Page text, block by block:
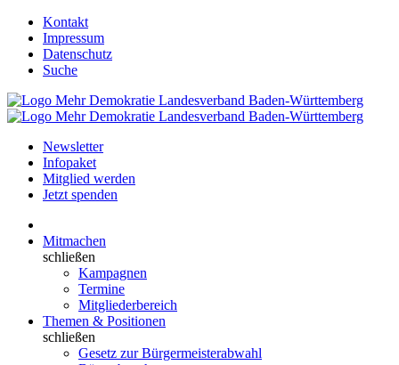
Kontakt
Impressum
Datenschutz
Suche
Newsletter
Infopaket
Mitglied werden
Jetzt spenden
Mitmachen
schließen
Kampagnen
Termine
Mitgliederbereich
Themen & Positionen
schließen
Gesetz zur Bürgermeisterabwahl